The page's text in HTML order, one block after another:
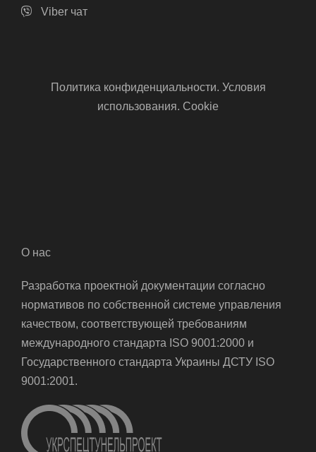
Viber чат
Политика конфиденциальности. Условия
использования. Cookie
О нас
Разработка проектной документации согласно
нормативов по собственной системе управления
качеством, соответствующей требованиям
международного стандарта ISO 9001:2000 и
Государственного стандарта Украины ДСТУ ISO
9001:2001.